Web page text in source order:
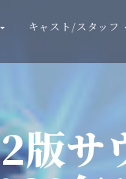
キャスト/スタッフ
版サ